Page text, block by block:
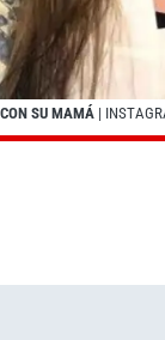
SU MAMÁ |